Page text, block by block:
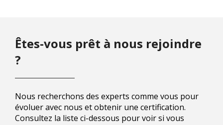
Êtes-vous prêt à nous rejoindre
?
Nous recherchons des experts comme vous pour
évoluer avec nous et obtenir une certification.
Consultez la liste ci-dessous pour voir si vous